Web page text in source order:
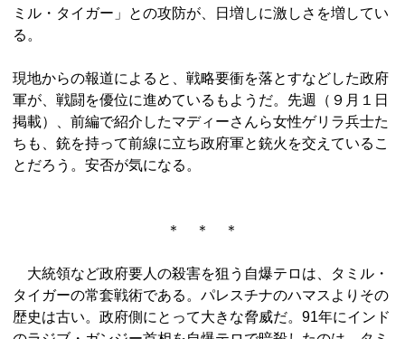
ミル・タイガー」との攻防が、日増しに激しさを増してい
る。
現地からの報道によると、戦略要衝を落とすなどした政府
軍が、戦闘を優位に進めているもようだ。先週（９月１日
掲載）、前編で紹介したマディーさんら女性ゲリラ兵士た
ちも、銃を持って前線に立ち政府軍と銃火を交えているこ
とだろう。安否が気になる。
＊ ＊ ＊
大統領など政府要人の殺害を狙う自爆テロは、タミル・
タイガーの常套戦術である。パレスチナのハマスよりその
歴史は古い。政府側にとって大きな脅威だ。91年にインド